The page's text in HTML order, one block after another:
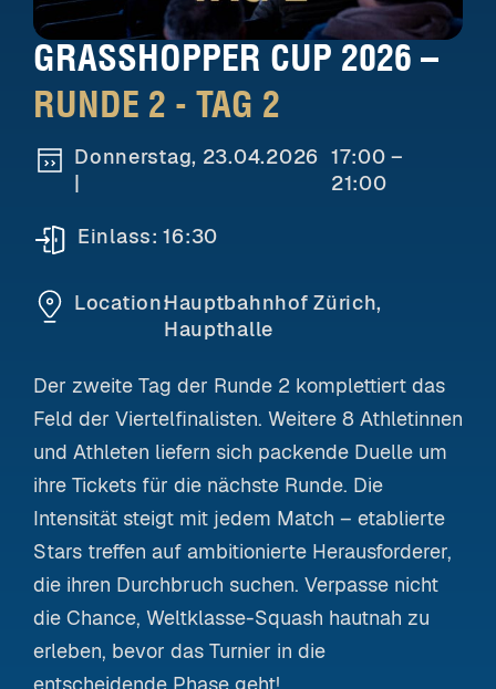
GRASSHOPPER CUP 2026 –
RUNDE 2 - TAG 2
Donnerstag, 23.04.2026
|
17:00 –
21:00
Einlass:16:30
Location:Hauptbahnhof Zürich,
Haupthalle
Der zweite Tag der Runde 2 komplettiert das
Feld der Viertelfinalisten. Weitere 8 Athletinnen
und Athleten liefern sich packende Duelle um
ihre Tickets für die nächste Runde. Die
Intensität steigt mit jedem Match – etablierte
Stars treffen auf ambitionierte Herausforderer,
die ihren Durchbruch suchen. Verpasse nicht
die Chance, Weltklasse-Squash hautnah zu
erleben, bevor das Turnier in die